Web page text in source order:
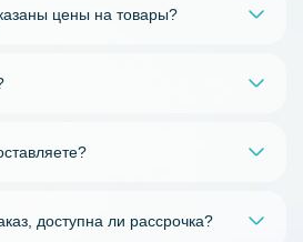
цены на товары?
доступна ли рассрочка?